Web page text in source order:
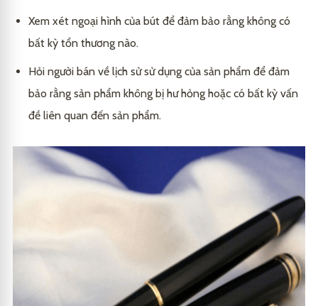
Xem xét ngoại hình của bút để đảm bảo rằng không có
bất kỳ tổn thương nào.
Hỏi người bán về lịch sử sử dụng của sản phẩm để đảm
bảo rằng sản phẩm không bị hư hỏng hoặc có bất kỳ vấn
đề liên quan đến sản phẩm.